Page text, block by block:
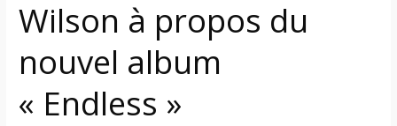
Wilson à propos du
nouvel album
« Endless »